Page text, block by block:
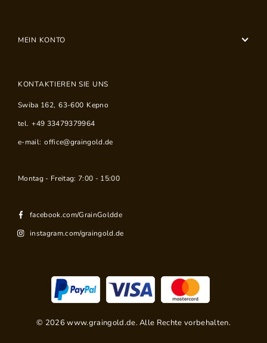
MEIN KONTO
KONTAKTIEREN SIE UNS
Swiba 162, 63-600 Kepno
tel. +49 33479379964
e-mail: office@graingold.de
Montag - Freitag: 7:00 - 15:00
facebook.com/GrainGoldde
instagram.com/graingold.de
© 2026 www.graingold.de. Alle Rechte vorbehalten.